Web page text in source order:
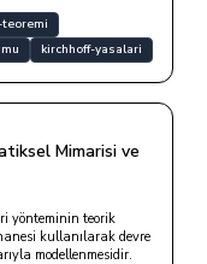
kirchhoff-yasalari
Mimarisi ve
yönteminin teorik
kullanılarak devre
modellenmesidir.